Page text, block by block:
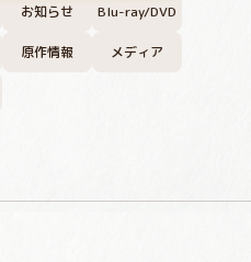
お知らせ Blu-ray/DVD
原作情報 メディア